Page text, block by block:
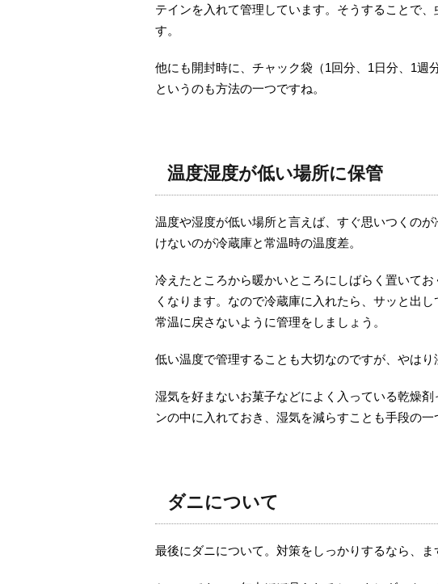
テインを入れて管理しています。そうすることで
す。
他にも開封時に、チャック袋（1回分、1日分、1週
というのも方法の一つですね。
温度湿度が低い場所に保管
温度や湿度が低い場所と言えば、すぐ思いつくの
けないのが冷蔵庫と常温時の温度差。
冷えたところから暖かいところにしばらく置いて
くなります。なので冷蔵庫に入れたら、サッと出
常温に戻さないように管理をしましょう。
低い温度で管理することも大切なのですが、やはり
湿気を好まないお菓子などによく入っている乾燥
ンの中に入れておき、湿気を減らすことも手段の一
ダニについて
最後にダニについて。対策をしっかりするなら、ま